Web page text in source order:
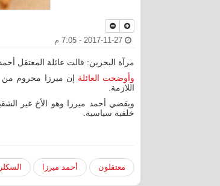
مرآة البحرين: قالت عائلة المعتقل
وأوضحت العائلة إن ميرزا محروم من
اللازمة.
خلفية سياسية.
معتقلون أحمد ميرزا السكلر